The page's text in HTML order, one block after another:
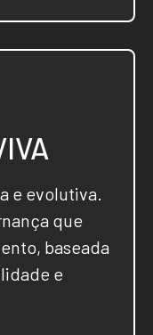
e evolutiva.
que
baseada
e